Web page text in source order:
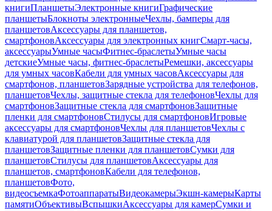
книгиПланшетыЭлектронные книгиГрафические
планшетыБлокноты электронныеЧехлы, бамперы для
планшетовАксессуары для планшетов,
смартфоновАксессуары для электронных книгСмарт-часы,
аксессуарыУмные часыФитнес-браслетыУмные часы
детскиеУмные часы, фитнес-браслетыРемешки, аксессуары
для умных часовКабели для умных часовАксессуары для
смартфонов, планшетовЗарядные устройства для телефонов,
планшетовЧехлы, защитные стекла для телефоновЧехлы для
смартфоновЗащитные стекла для смартфоновЗащитные
пленки для смартфоновСтилусы для смартфоновИгровые
аксессуары для смартфоновЧехлы для планшетовЧехлы с
клавиатурой для планшетовЗащитные стекла для
планшетовЗащитные пленки для планшетовСумки для
планшетовСтилусы для планшетовАксессуары для
планшетов, смартфоновКабели для телефонов,
планшетовФото,
видеосъемкаФотоаппаратыВидеокамерыЭкшн-камерыКарты
памятиОбъективыВспышкиАксессуары для камерСумки и